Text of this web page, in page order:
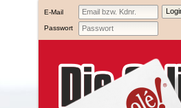
E-Mail
Passwort